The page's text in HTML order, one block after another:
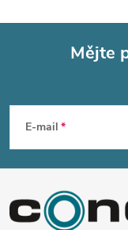
p
a
Mějte
E-mail